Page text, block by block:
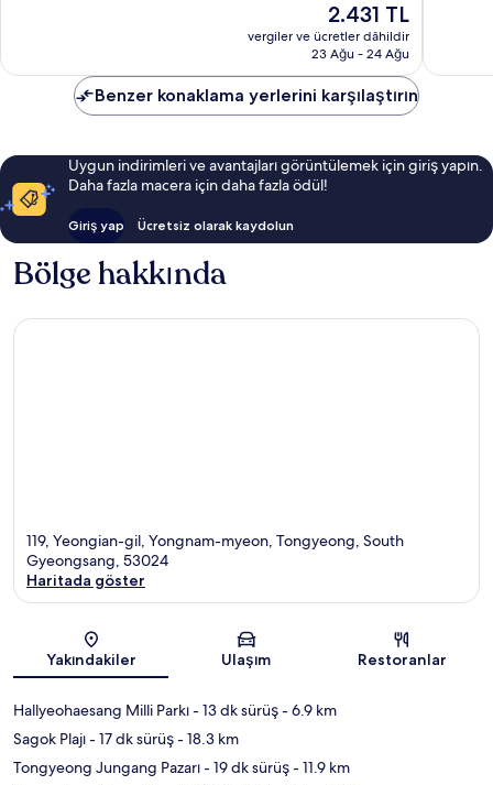
Güncel
fiyat:
2.431 TL
2.431 TL
vergiler ve ücretler dâhildir
23 Ağu - 24 Ağu
yorum
Benzer konaklama yerlerini karşılaştırın
Uygun indirimleri ve avantajları görüntülemek için giriş yapın.
Daha fazla macera için daha fazla ödül!
Giriş yap Ücretsiz olarak kaydolun
Bölge hakkında
119, Yeongian-gil, Yongnam-myeon, Tongyeong, South
Gyeongsang, 53024
Haritada göster
Yakındakiler Ulaşım Restoranlar
Hallyeohaesang Milli Parkı- 13 dk sürüş- 6.9 km
Sagok Plajı- 17 dk sürüş- 18.3 km
Tongyeong Jungang Pazarı- 19 dk sürüş- 11.9 km